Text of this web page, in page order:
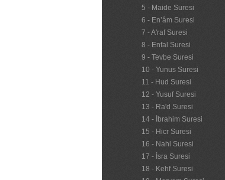
5 - Maide Suresi
6 - En’âm Suresi
7 - A'raf Suresi
8 - Enfal Suresi
9 - Tevbe Suresi
10 - Yunus Suresi
11 - Hud Suresi
12 - Yusuf Suresi
13 - Ra'd Suresi
14 - İbrahim Suresi
15 - Hicr Suresi
16 - Nahl Suresi
17 - İsra Suresi
18 - Kehf Suresi